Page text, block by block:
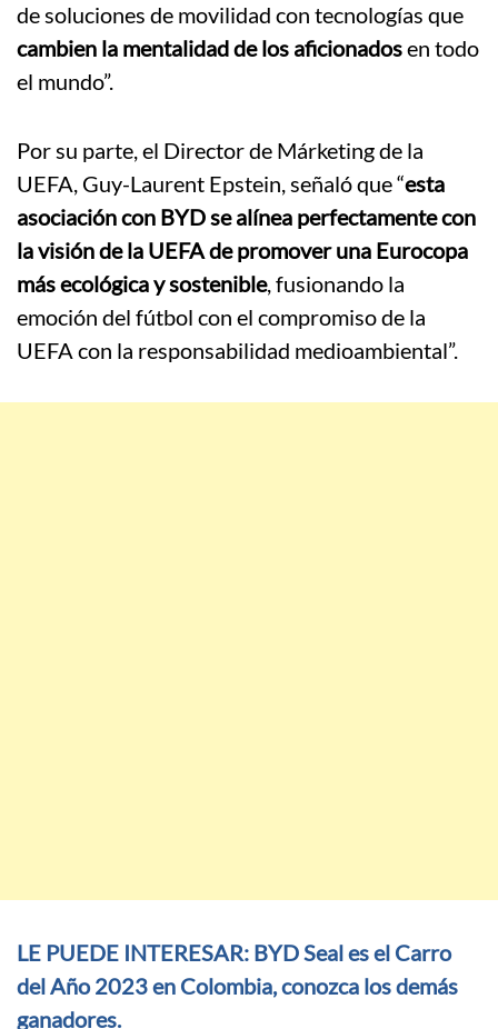
de soluciones de movilidad con tecnologías que
cambien la mentalidad de los aficionadosen todo
el mundo”.
Por su parte, el Director de Márketing de la
UEFA, Guy-Laurent Epstein, señaló que “esta
asociación con BYD se alínea perfectamente con
la visión de la UEFA de promover una Eurocopa
más ecológica y sostenible, fusionando la
emoción del fútbol con el compromiso de la
UEFA con la responsabilidad medioambiental”.
LE PUEDE INTERESAR: BYD Seal es el Carro
del Año 2023 en Colombia, conozca los demás
ganadores.